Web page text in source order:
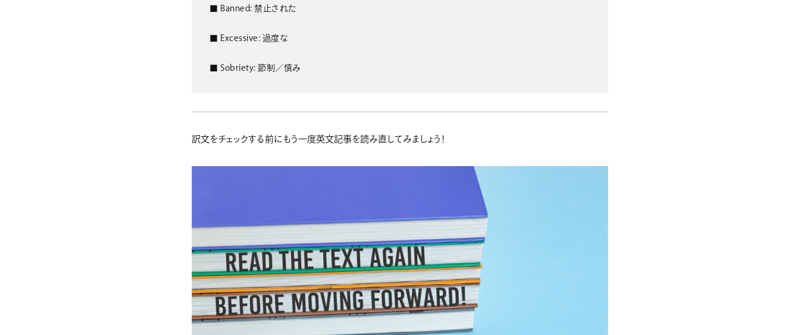
■ Banned: 禁止された
■ Excessive: 過度な
■ Sobriety: 節制／慎み
訳文をチェックする前にもう一度英文記事を読み直してみましょう！